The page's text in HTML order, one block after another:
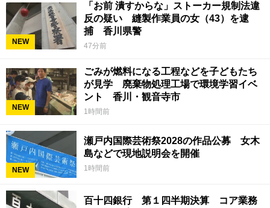
NEW
「お前 潰すからな」ストーカー規制法違
反の疑い 縫製作業員の女（43）を逮
捕 香川県警
47分前
NEW
ごみが燃料になる工程などを子どもたち
が見学 廃棄物処理工場で環境学習イベ
ント 香川・観音寺市
1時間前
NEW
瀬戸内国際芸術祭2028の作品公募 女木
島などで現地説明会を開催
1時間前
百十四銀行 第１四半期決算 コア業務